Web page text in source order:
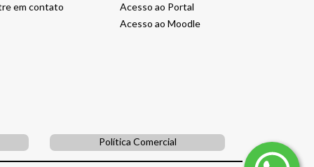
em contato
Acesso ao Portal
Acesso ao Moodle
Política Comercial